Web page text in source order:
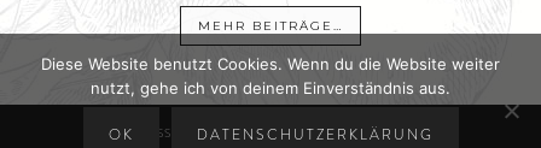
MEHR BEITRÄGE…
IMPRESSUM DATENSCHUTZERKLÄRUNG
Diese Website benutzt Cookies. Wenn du die Website weiter
nutzt, gehe ich von deinem Einverständnis aus.
OK DATENSCHUTZERKLÄRUNG